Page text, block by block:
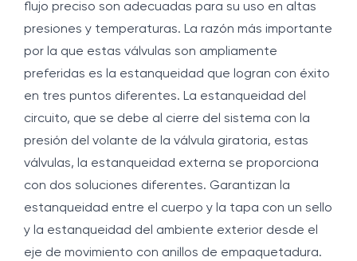
flujo preciso son adecuadas para su uso en altas
presiones y temperaturas. La razón más importante
por la que estas válvulas son ampliamente
preferidas es la estanqueidad que logran con éxito
en tres puntos diferentes. La estanqueidad del
circuito, que se debe al cierre del sistema con la
presión del volante de la válvula giratoria, estas
válvulas, la estanqueidad externa se proporciona
con dos soluciones diferentes. Garantizan la
estanqueidad entre el cuerpo y la tapa con un sello
y la estanqueidad del ambiente exterior desde el
eje de movimiento con anillos de empaquetadura.